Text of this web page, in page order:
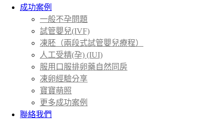
成功案例
一般不孕問題
試管嬰兒(IVF)
凍胚（兩段式試管嬰兒療程）
人工受精(孕) (IUI)
服用口服排卵藥自然同房
凍卵經驗分享
寶寶萌照
更多成功案例
聯絡我們